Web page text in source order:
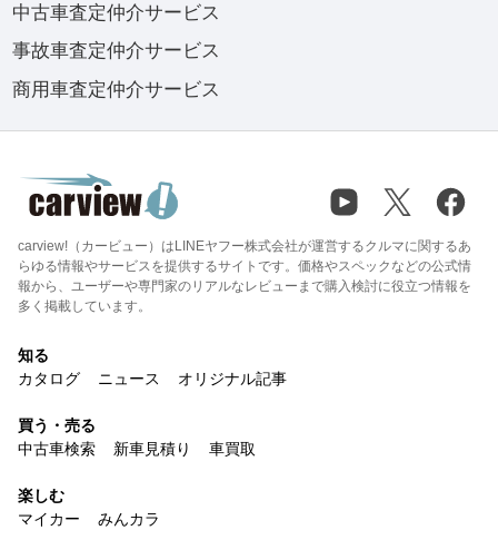
中古車査定仲介サービス
事故車査定仲介サービス
商用車査定仲介サービス
carview!（カービュー）はLINEヤフー株式会社が運営するクルマに関するあ
らゆる情報やサービスを提供するサイトです。価格やスペックなどの公式情
報から、ユーザーや専門家のリアルなレビューまで購入検討に役立つ情報を
多く掲載しています。
知る
カタログ
ニュース オリジナル記事
買う・売る
中古車検索
新車見積り 車買取
楽しむ
マイカー
みんカラ